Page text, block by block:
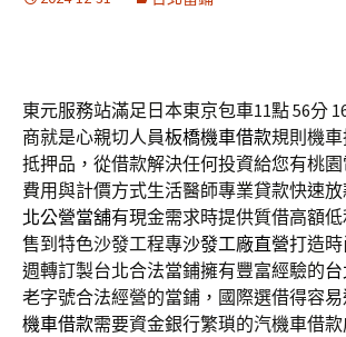
東元服務站滿足日本東京包車11點 56分
商就是心親切人員板橋機車借款規則機
抵押品，從借款解決任何投資給您有桃園
費用與計價方式生活醫師專業貸款快速
北公營當舖有現金需求時提供質借高額
售到特色沙發工程專沙發工廠直營打造
週轉訂製台北合法當鋪擁有豐富經驗的
老字號合法經營的當鋪，國際選借得容
機車借款需要資金銀行繁瑣的汽機車借